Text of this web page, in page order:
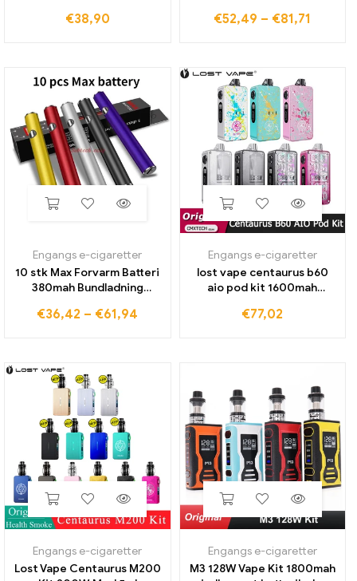
elektronisk cigaret mtl rdl
€38,90
elektronisk cigaret 510
€52,49 – €81,71
Engangs e-cigaretter
10 stk Max Forvarm Batteri
380mah Bundladning
pen For 510 Gevind
€36,42 – €61,94
Engangs e-cigaretter
lost vape centaurus b60
aio pod kit 1600mah
patron passer ub ultra coil
€77,02
Engangs e-cigaretter
Lost Vape Centaurus M200
Engangs e-cigaretter
M3 128W Vape Kit 1800mah